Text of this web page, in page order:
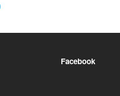
Facebook